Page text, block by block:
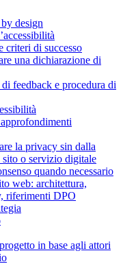
design
criteri di successo
una dichiarazione di
feedback e procedura di
la privacy sin dalla
o servizio digitale
quando necessario
web: architettura,
riferimenti DPO
in base agli attori